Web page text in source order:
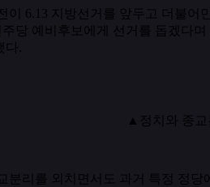
이 6.13 지방선거를 앞두고 더불어
당 예비후보에게 선거를 돕겠다
▲정치와 종교
분리를 외치면서도 과거 특정 정당